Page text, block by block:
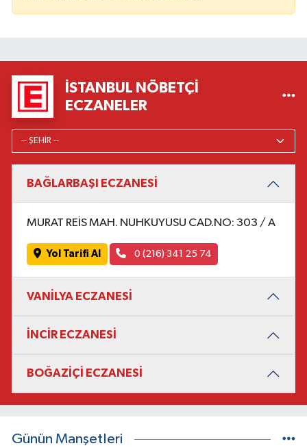
İSTANBUL NÖBETÇI
ECZANELER
BAĞLARBAŞI ECZANESİ
MURAT REİS MAH. NUHKUYUSU CAD.NO: 303 / A
Yol Tarifi Al 0 (216) 341 25 74
VANİLYA ECZANESİ
İNCİR ECZANESİ
BOĞAZİÇİ ECZANESİ
Günün Manşetleri